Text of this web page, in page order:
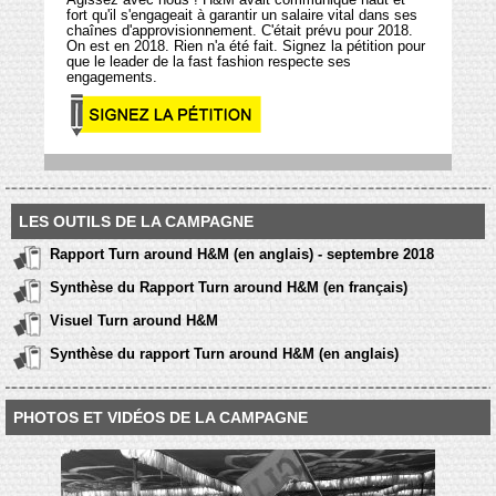
fort qu'il s'engageait à garantir un salaire vital dans ses
chaînes d'approvisionnement. C'était prévu pour 2018.
On est en 2018. Rien n'a été fait. Signez la pétition pour
que le leader de la fast fashion respecte ses
engagements.
LES OUTILS DE LA CAMPAGNE
Rapport Turn around H&M (en anglais) - septembre 2018
Synthèse du Rapport Turn around H&M (en français)
Visuel Turn around H&M
Synthèse du rapport Turn around H&M (en anglais)
PHOTOS ET VIDÉOS DE LA CAMPAGNE